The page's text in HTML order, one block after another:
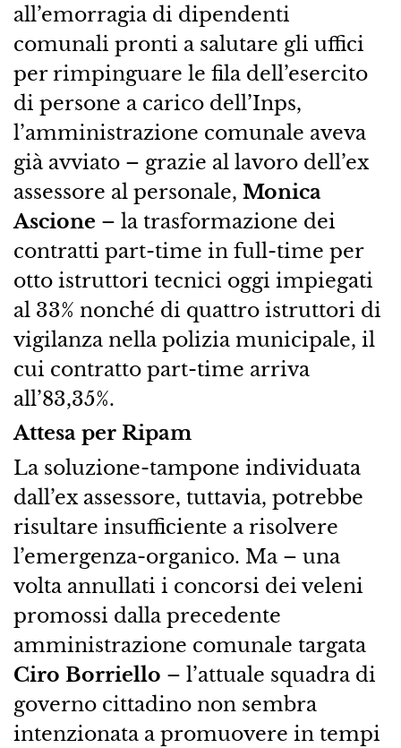
all’emorragia di dipendenti
comunali pronti a salutare gli uffici
per rimpinguare le fila dell’esercito
di persone a carico dell’Inps,
l’amministrazione comunale aveva
già avviato – grazie al lavoro dell’ex
assessore al personale, Monica
Ascione – la trasformazione dei
contratti part-time in full-time per
otto istruttori tecnici oggi impiegati
al 33% nonché di quattro istruttori di
vigilanza nella polizia municipale, il
cui contratto part-time arriva
all’83,35%.
Attesa per Ripam
La soluzione-tampone individuata
dall’ex assessore, tuttavia, potrebbe
risultare insufficiente a risolvere
l’emergenza-organico. Ma – una
volta annullati i concorsi dei veleni
promossi dalla precedente
amministrazione comunale targata
Ciro Borriello – l’attuale squadra di
governo cittadino non sembra
intenzionata a promuovere in tempi